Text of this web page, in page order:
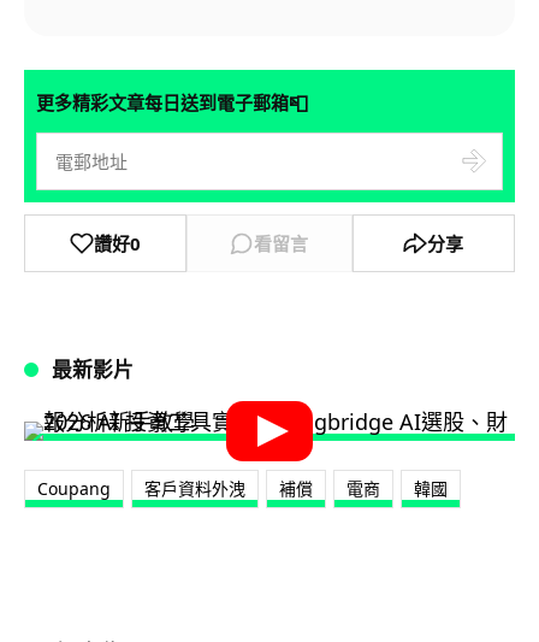
更多精彩文章每日送到電子郵箱📮
讚好0 看留言 分享
最新影片
Coupang 客戶資料外洩 補償 電商 韓國